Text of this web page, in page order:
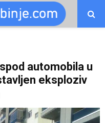
automobila u
eksploziv